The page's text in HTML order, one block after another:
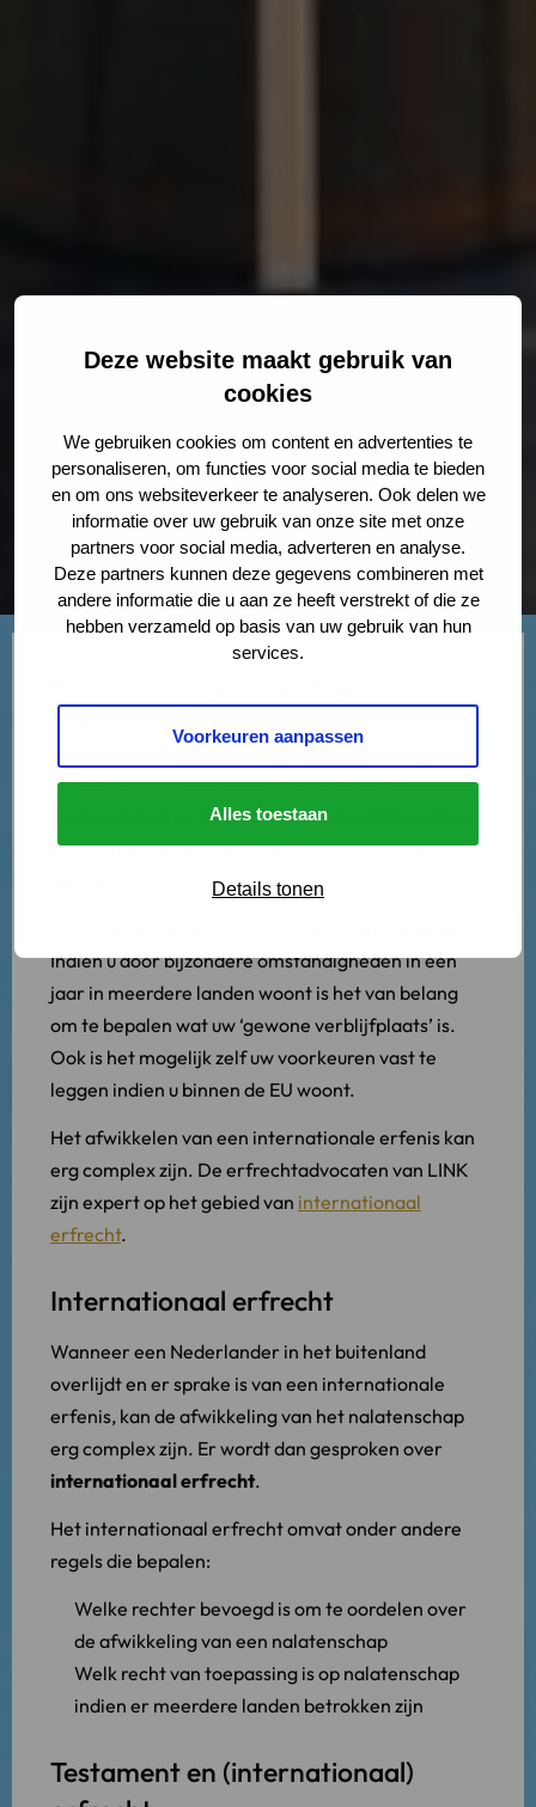
Deze website maakt gebruik van
cookies
We gebruiken cookies om content en advertenties te
personaliseren, om functies voor social media te bieden
en om ons websiteverkeer te analyseren. Ook delen we
informatie over uw gebruik van onze site met onze
partners voor social media, adverteren en analyse.
Deze partners kunnen deze gegevens combineren met
andere informatie die u aan ze heeft verstrekt of die ze
hebben verzameld op basis van uw gebruik van hun
services.
Voorkeuren aanpassen
Alles toestaan
Details tonen
nationale recht van het land waar u woont op het
moment van overlijdenwaarschijnlijkvan
toepassing op uw nalatenschap. De nalatenschap
wordt afgehandeld door een instantie (notaris of
Indien u door bijzondere omstandigheden in een
jaar in meerdere landen woont is het van belang
om te bepalen wat uw ‘gewone verblijfplaats’ is.
Ook is het mogelijk zelf uw voorkeuren vast te
leggen indien u binnen de EU woont.
Het afwikkelen van een internationale erfenis kan
erg complex zijn. De erfrechtadvocaten van LINK
zijn expert op het gebied van internationaal
erfrecht.
Internationaal erfrecht
Wanneer een Nederlander in het buitenland
overlijdt en er sprake is van een internationale
erfenis, kan de afwikkeling van het nalatenschap
erg complex zijn. Er wordt dan gesproken over
internationaal erfrecht.
Het internationaal erfrecht omvat onder andere
regels die bepalen:
Welke rechter bevoegd is om te oordelen over
de afwikkeling van een nalatenschap
Welk recht van toepassing is op nalatenschap
indien er meerdere landen betrokken zijn
Testament en (internationaal)